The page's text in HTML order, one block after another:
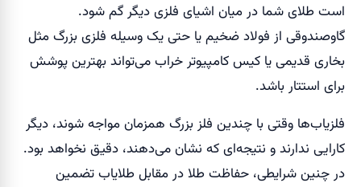
است طلای شما در میان اشیای فلزی دیگر گم شود.
گاوصندوقی از فولاد ضخیم یا حتی یک وسیله فلزی بزرگ مثل
بخاری قدیمی یا کیس کامپیوتر خراب می‌تواند بهترین پوشش
برای استتار باشد.
فلزیاب‌ها وقتی با چندین فلز بزرگ همزمان مواجه شوند، دیگر
کارایی ندارند و نتیجه‌ای که نشان می‌دهند، دقیق نخواهد بود.
در چنین شرایطی، حفاظت طلا در مقابل طلایاب تضمین